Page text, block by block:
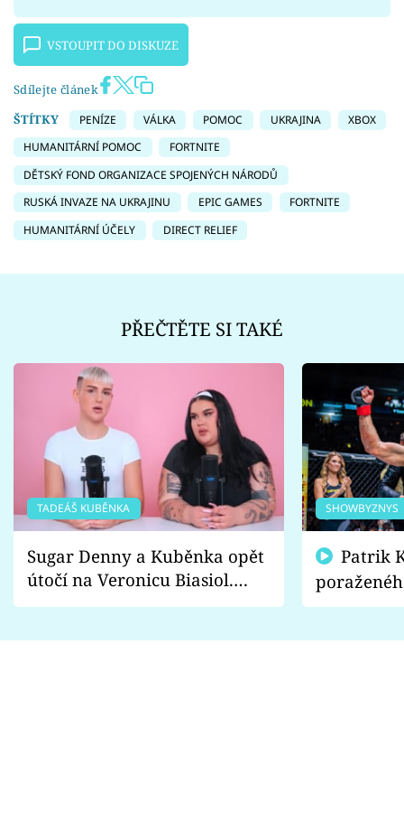
VSTOUPIT DO DISKUZE
Sdílejte článek
ŠTÍTKY
PENÍZE VÁLKA POMOC UKRAJINA
XBOX
HUMANITÁRNÍ POMOC
FORTNITE
DĚTSKÝ FOND ORGANIZACE SPOJENÝCH NÁRODŮ
RUSKÁ INVAZE NA UKRAJINU
EPIC GAMES
FORTNITE
HUMANITÁRNÍ ÚČELY
DIRECT RELIEF
PŘEČTĚTE SI TAKÉ
TADEÁŠ KUBĚNKA
Sugar Denny a Kuběnka opět
útočí na Veronicu Biasiol.
Proč je podle nich falešná a
SHOWBYZNYS
fanoušci